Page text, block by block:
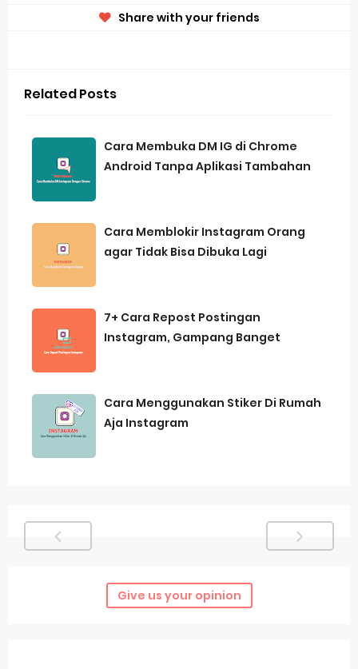
Share with your friends
Related Posts
Cara Membuka DM IG di Chrome
Android Tanpa Aplikasi Tambahan
Cara Memblokir Instagram Orang
agar Tidak Bisa Dibuka Lagi
7+ Cara Repost Postingan
Instagram, Gampang Banget
Cara Menggunakan Stiker Di Rumah
Aja Instagram
Give us your opinion